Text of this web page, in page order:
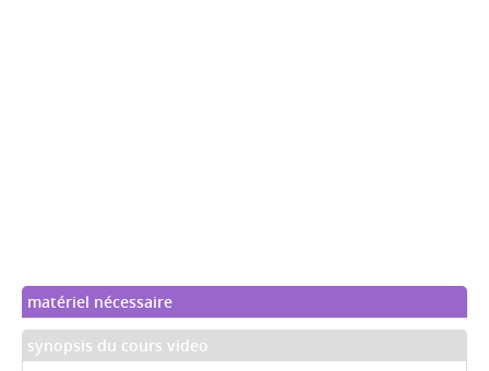
matériel nécessaire
synopsis du cours video